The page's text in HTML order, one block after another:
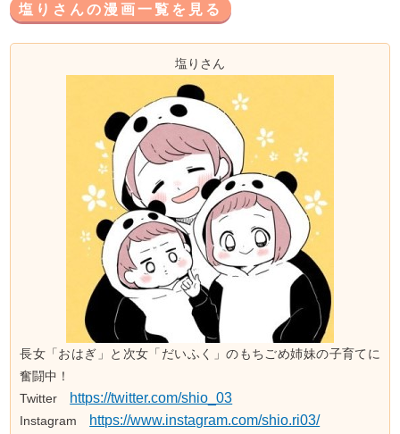
塩りさんの漫画一覧を見る
塩りさん
長女「おはぎ」と次女「だいふく」のもちごめ姉妹の子育てに
奮闘中！
Twitter
https://twitter.com/shio_03
Instagram https://www.instagram.com/shio.ri03/